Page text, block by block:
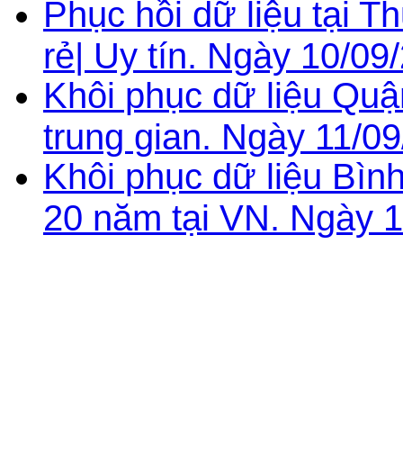
Phục hồi dữ liệu tại
rẻ| Uy tín. Ngày 10/
Khôi phục dữ liệu
trung gian. Ngày 11/
Khôi phục dữ liệu
20 năm tại VN. Ngày